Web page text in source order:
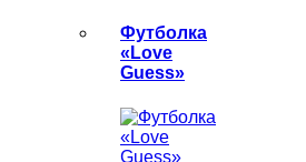
Футболка
«Love
Guess»